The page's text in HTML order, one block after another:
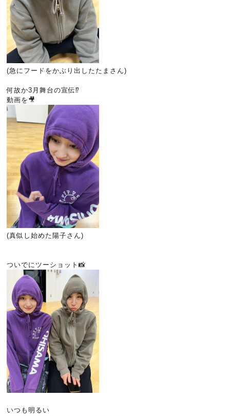
(急にフードをかぶり出したたまさん)
何故か3月舞台の宣伝⁉️
動画を🎥
(真似し始めた陽子さん)
ついでにツーショット📸
いつも明るい